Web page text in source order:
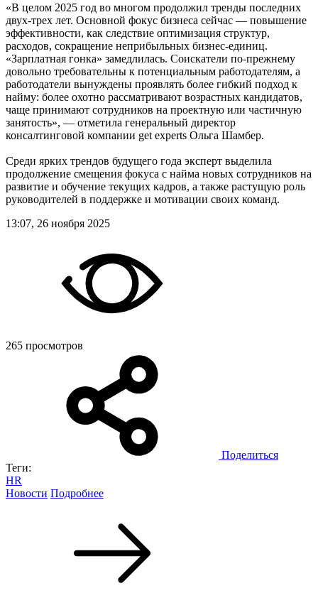
«В целом 2025 год во многом продолжил тренды последних
двух-трех лет. Основной фокус бизнеса сейчас — повышение
эффективности, как следствие оптимизация структур,
расходов, сокращение неприбыльных бизнес-единиц.
«Зарплатная гонка» замедлилась. Соискатели по-прежнему
довольно требовательны к потенциальным работодателям, а
работодатели вынуждены проявлять более гибкий подход к
найму: более охотно рассматривают возрастных кандидатов,
чаще принимают сотрудников на проектную или частичную
занятость», — отметила генеральный директор
консалтинговой компании get experts Ольга Шамбер.
Среди ярких трендов будущего года эксперт выделила
продолжение смещения фокуса с найма новых сотрудников на
развитие и обучение текущих кадров, а также растущую роль
руководителей в поддержке и мотивации своих команд.
13:07, 26 ноября 2025
265 просмотров
Поделиться
Теги:
HR
Новости Подробнее